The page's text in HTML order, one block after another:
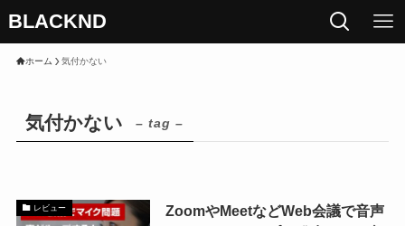
BLACKND
ホーム 気付かない
気付かない – tag –
レビュー
ZoomやMeetなどWeb会議で音声